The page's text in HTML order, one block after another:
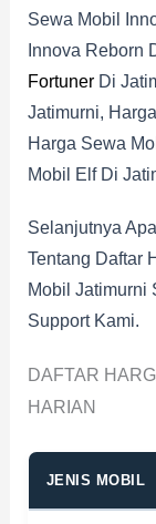
Sewa Mobil
Innova Reborn
FortunerDi
Jatimurni,
Harga Sewa
Mobil Elf Di
Selanjutnya
Tentang Daftar
Mobil Jatimurni
Support Kami.
DAFTAR
HARIAN
JENIS MOBIL